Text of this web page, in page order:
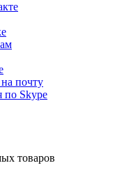
почту
по Skype
товаров